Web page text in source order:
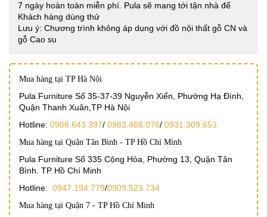
7 ngày hoàn toàn miễn phí. Pula sẽ mang tới tận nhà để
Khách hàng dùng thử
Lưu ý: Chương trình không áp dụng với đồ nội thất gỗ CN và
gỗ Cao su
Mua hàng tại TP Hà Nội
Pula Furniture Số 35-37-39 Nguyễn Xiển, Phường Hạ Đình,
Quận Thanh Xuân,TP Hà Nội
Hotline: 0986.643.397/ 0983.468.076/ 0931.309.653
Mua hàng tại Quận Tân Bình - TP Hồ Chí Minh
Pula Furniture Số 335 Cộng Hòa, Phường 13, Quận Tân
Bình. TP Hồ Chí Minh
Hotline: 0947.194.779/0909.523.734
Mua hàng tại Quận 7 - TP Hồ Chí Minh